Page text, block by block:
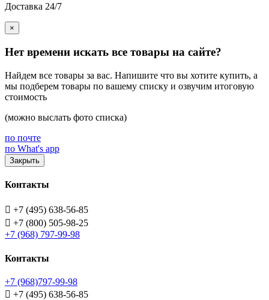
Доставка 24/7
×
Нет времени искать все товары на сайте?
Найдем все товары за вас. Напишите что вы хотите купить, а
мы подберем товары по вашему списку и озвучим итоговую
стоимость
(можно выслать фото списка)
по почте
по What's app
Закрыть
Контакты
 +7 (495) 638-56-85
 +7 (800) 505-98-25
+7 (968) 797-99-98
Контакты
+7 (968)797-99-98
 +7 (495) 638-56-85